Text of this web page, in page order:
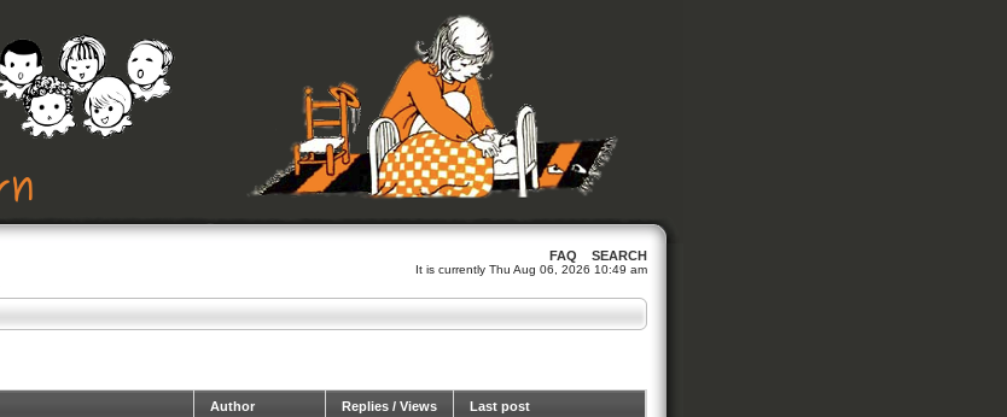
FAQ SEARCH
It is currently Thu Aug 06, 2026 10:49 am
Author Replies / Views Last post